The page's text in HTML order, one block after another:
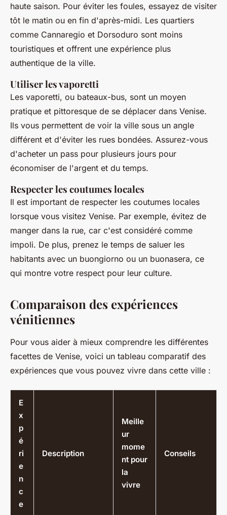
haute saison. Pour éviter les foules, essayez de visiter
tôt le matin ou en fin d'après-midi. Les quartiers
comme Cannaregio et Dorsoduro sont moins
touristiques et offrent une expérience plus
authentique de la ville.
Utiliser les vaporetti
Les vaporetti, ou bateaux-bus, sont un moyen
pratique et pittoresque de se déplacer dans Venise.
Ils vous permettent de voir la ville sous un angle
différent et d'éviter les rues bondées. Assurez-vous
d'acheter un pass pour plusieurs jours pour
économiser de l'argent et du temps.
Respecter les coutumes locales
Il est important de respecter les coutumes locales
lorsque vous visitez Venise. Par exemple, évitez de
manger dans la rue, car c'est considéré comme
impoli. De plus, prenez le temps de saluer les
habitants avec un buongiorno ou un buonasera, ce
qui montre votre respect pour leur culture.
Comparaison des expériences
vénitiennes
Pour vous aider à mieux comprendre les différentes
facettes de Venise, voici un tableau comparatif des
expériences que vous pouvez vivre dans cette ville :
E
x
p
é
ri
e
n
c
e
Description
Meille
ur
mome
nt pour
la
vivre
Conseils